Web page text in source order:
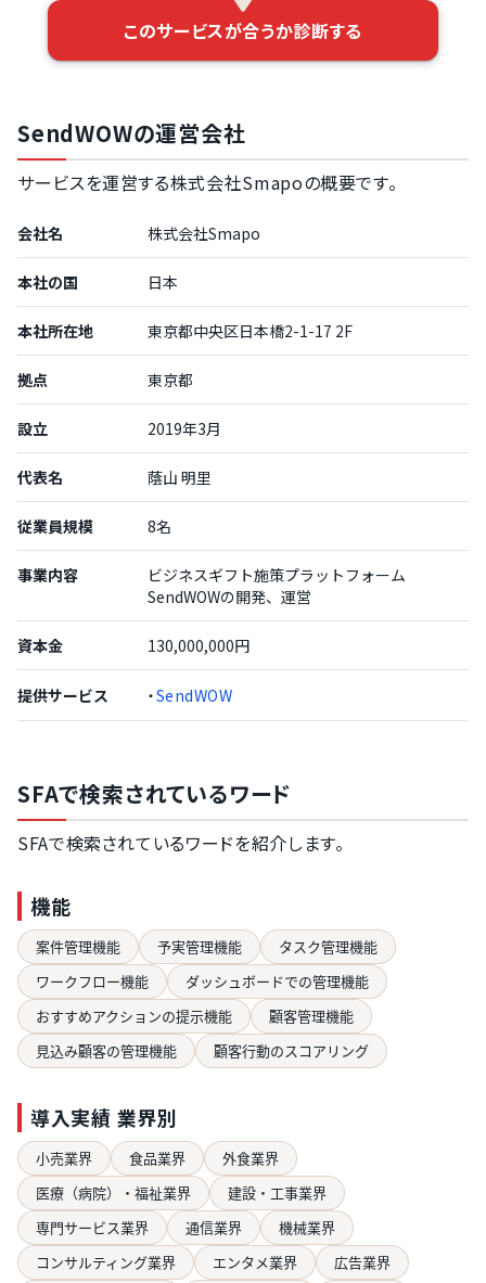
このサービスが合うか診断する
SendWOWの運営会社
サービスを運営する株式会社Smapoの概要です。
会社名 株式会社Smapo
本社の国 日本
本社所在地 東京都中央区日本橋2-1-17 2F
拠点 東京都
設立 2019年3月
代表名 蔭山 明里
従業員規模 8名
事業内容
ビジネスギフト施策プラットフォーム
SendWOWの開発、運営
資本金 130,000,000円
提供サービス ・SendWOW
SFAで検索されているワード
SFAで検索されているワードを紹介します。
機能
案件管理機能 予実管理機能
タスク管理機能
ワークフロー機能
ダッシュボードでの管理機能
おすすめアクションの提示機能
顧客管理機能
見込み顧客の管理機能
顧客行動のスコアリング
導入実績 業界別
小売業界 食品業界
外食業界
医療（病院）・福祉業界
建設・工事業界
専門サービス業界
通信業界
機械業界
コンサルティング業界
エンタメ業界 広告業界